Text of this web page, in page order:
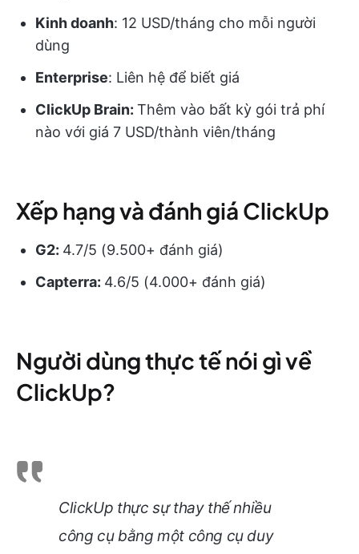
Kinh doanh: 12 USD/tháng cho mỗi người
dùng
Enterprise: Liên hệ để biết giá
ClickUp Brain: Thêm vào bất kỳ gói trả phí
nào với giá 7 USD/thành viên/tháng
Xếp hạng và đánh giá ClickUp
G2: 4.7/5 (9.500+ đánh giá)
Capterra: 4.6/5 (4.000+ đánh giá)
Người dùng thực tế nói gì về
ClickUp?
ClickUp thực sự thay thế nhiều
công cụ bằng một công cụ duy